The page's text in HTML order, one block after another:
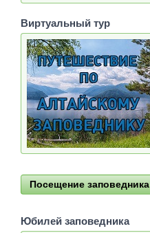
Виртуальный тур
Посещение заповедника
Юбилей заповедника